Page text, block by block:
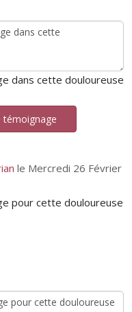
dans cette douloureuse
le Mercredi 26 Février
pour cette douloureuse